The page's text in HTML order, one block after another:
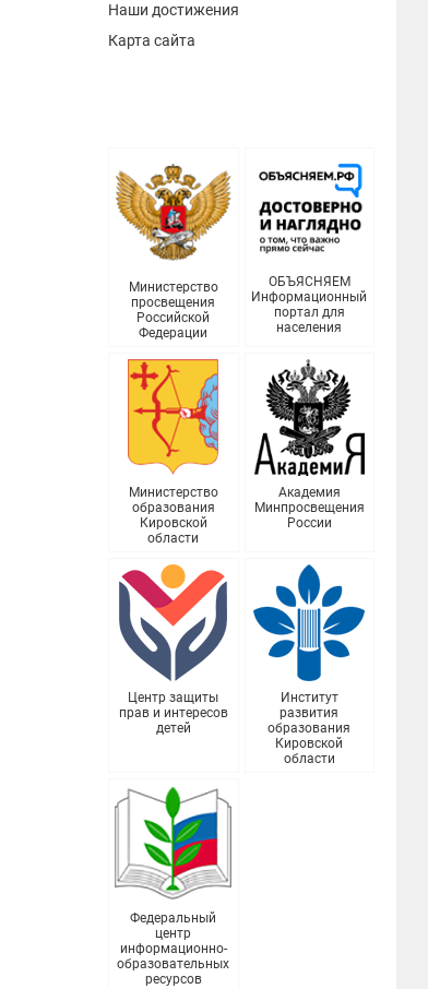
Наши достижения
Карта сайта
Министерство
просвещения
Российской
Федерации
ОБЪЯСНЯЕМ
Информационный
портал для
населения
Министерство
образования
Кировской
области
Академия
Минпросвещения
России
Центр защиты
прав и интересов
детей
Институт
развития
образования
Кировской
области
Федеральный
центр
информационно-
образовательных
ресурсов